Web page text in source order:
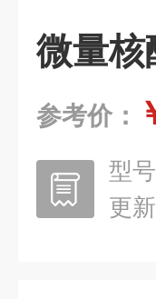
微量核
参考价：
型号
更